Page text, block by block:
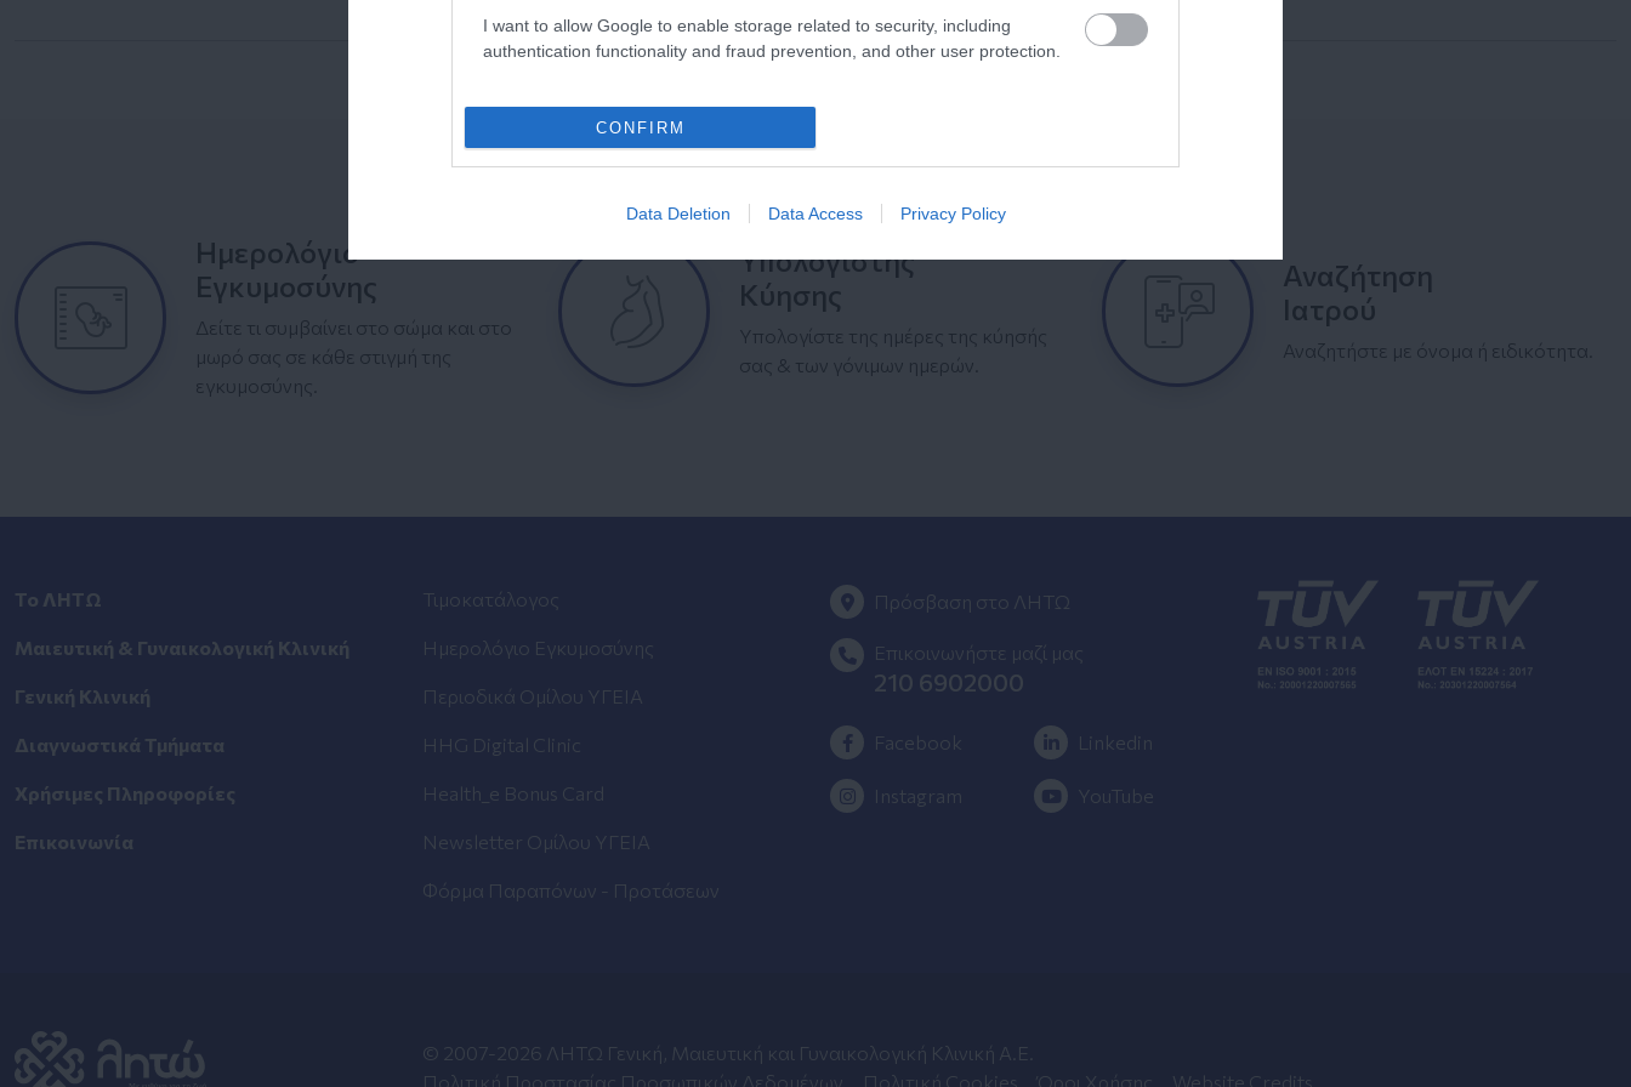
I want to allow Google to enable storage related to security, including
authentication functionality and fraud prevention, and other user protection.
CONFIRM
Data Deletion Data Access Privacy Policy
Ημερολόγιο
Εγκυμοσύνης
Δείτε τι συμβαίνει στο σώμα και στο
μωρό σας σε κάθε στιγμή της
εγκυμοσύνης.
Υπολογιστής
Κύησης
Υπολογίστε της ημέρες της κύησής
σας & των γόνιμων ημερών.
Αναζήτηση
Ιατρού
Αναζητήστε με όνομα ή ειδικότητα.
Το ΛΗΤΩ
Μαιευτική & Γυναικολογική Κλινική
Γενική Κλινική
Διαγνωστικά Τμήματα
Χρήσιμες Πληροφορίες
Επικοινωνία
Τιμοκατάλογος
Ημερολόγιο Εγκυμοσύνης
Περιοδικά Ομίλου ΥΓΕΙΑ
HHG Digital Clinic
Health_e Bonus Card
Newsletter Ομίλου ΥΓΕΙΑ
Φόρμα Παραπόνων - Προτάσεων
Πρόσβαση στο ΛΗΤΩ
Επικοινωνήστε μαζί μας
210 6902000
Facebook Linkedin
Instagram YouTube
© 2007-2026 ΛΗΤΩ Γενική, Μαιευτική και Γυναικολογική Κλινική Α.Ε.
Πολιτική Προστασίας Προσωπικών Δεδομένων
Πολιτική Cookies Όροι Χρήσης Website Credits